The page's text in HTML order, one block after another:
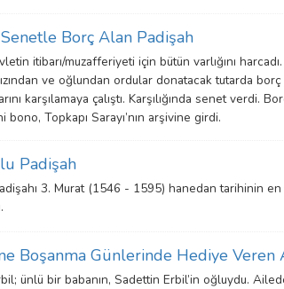
Senetle Borç Alan Padişah
itibarı/muzafferiyeti için bütün varlığını harcadı.
ve oğlundan ordular donatacak tutarda borç
karşılamaya çalıştı. Karşılığında senet verdi.
bono, Topkapı Sarayı’nın arşivine girdi.
Padişah
3. Murat (1546 - 1595) hanedan tarihinin
Boşanma Günlerinde Hediye Veren
ünlü bir babanın, Sadettin Erbil’in oğluydu.